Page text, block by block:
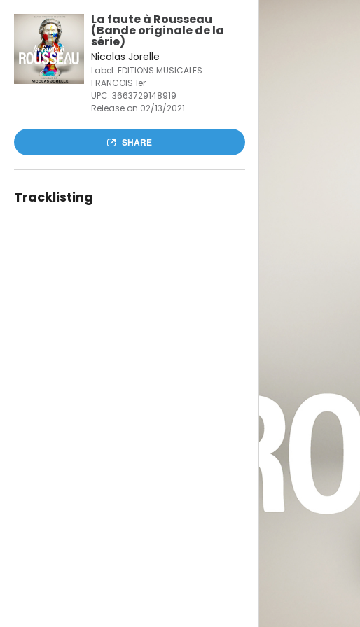
La faute à Rousseau
(Bande originale de la
série)
Nicolas Jorelle
Label: EDITIONS MUSICALES
FRANCOIS 1er
UPC: 3663729148919
Release on 02/13/2021
SHARE
Tracklisting